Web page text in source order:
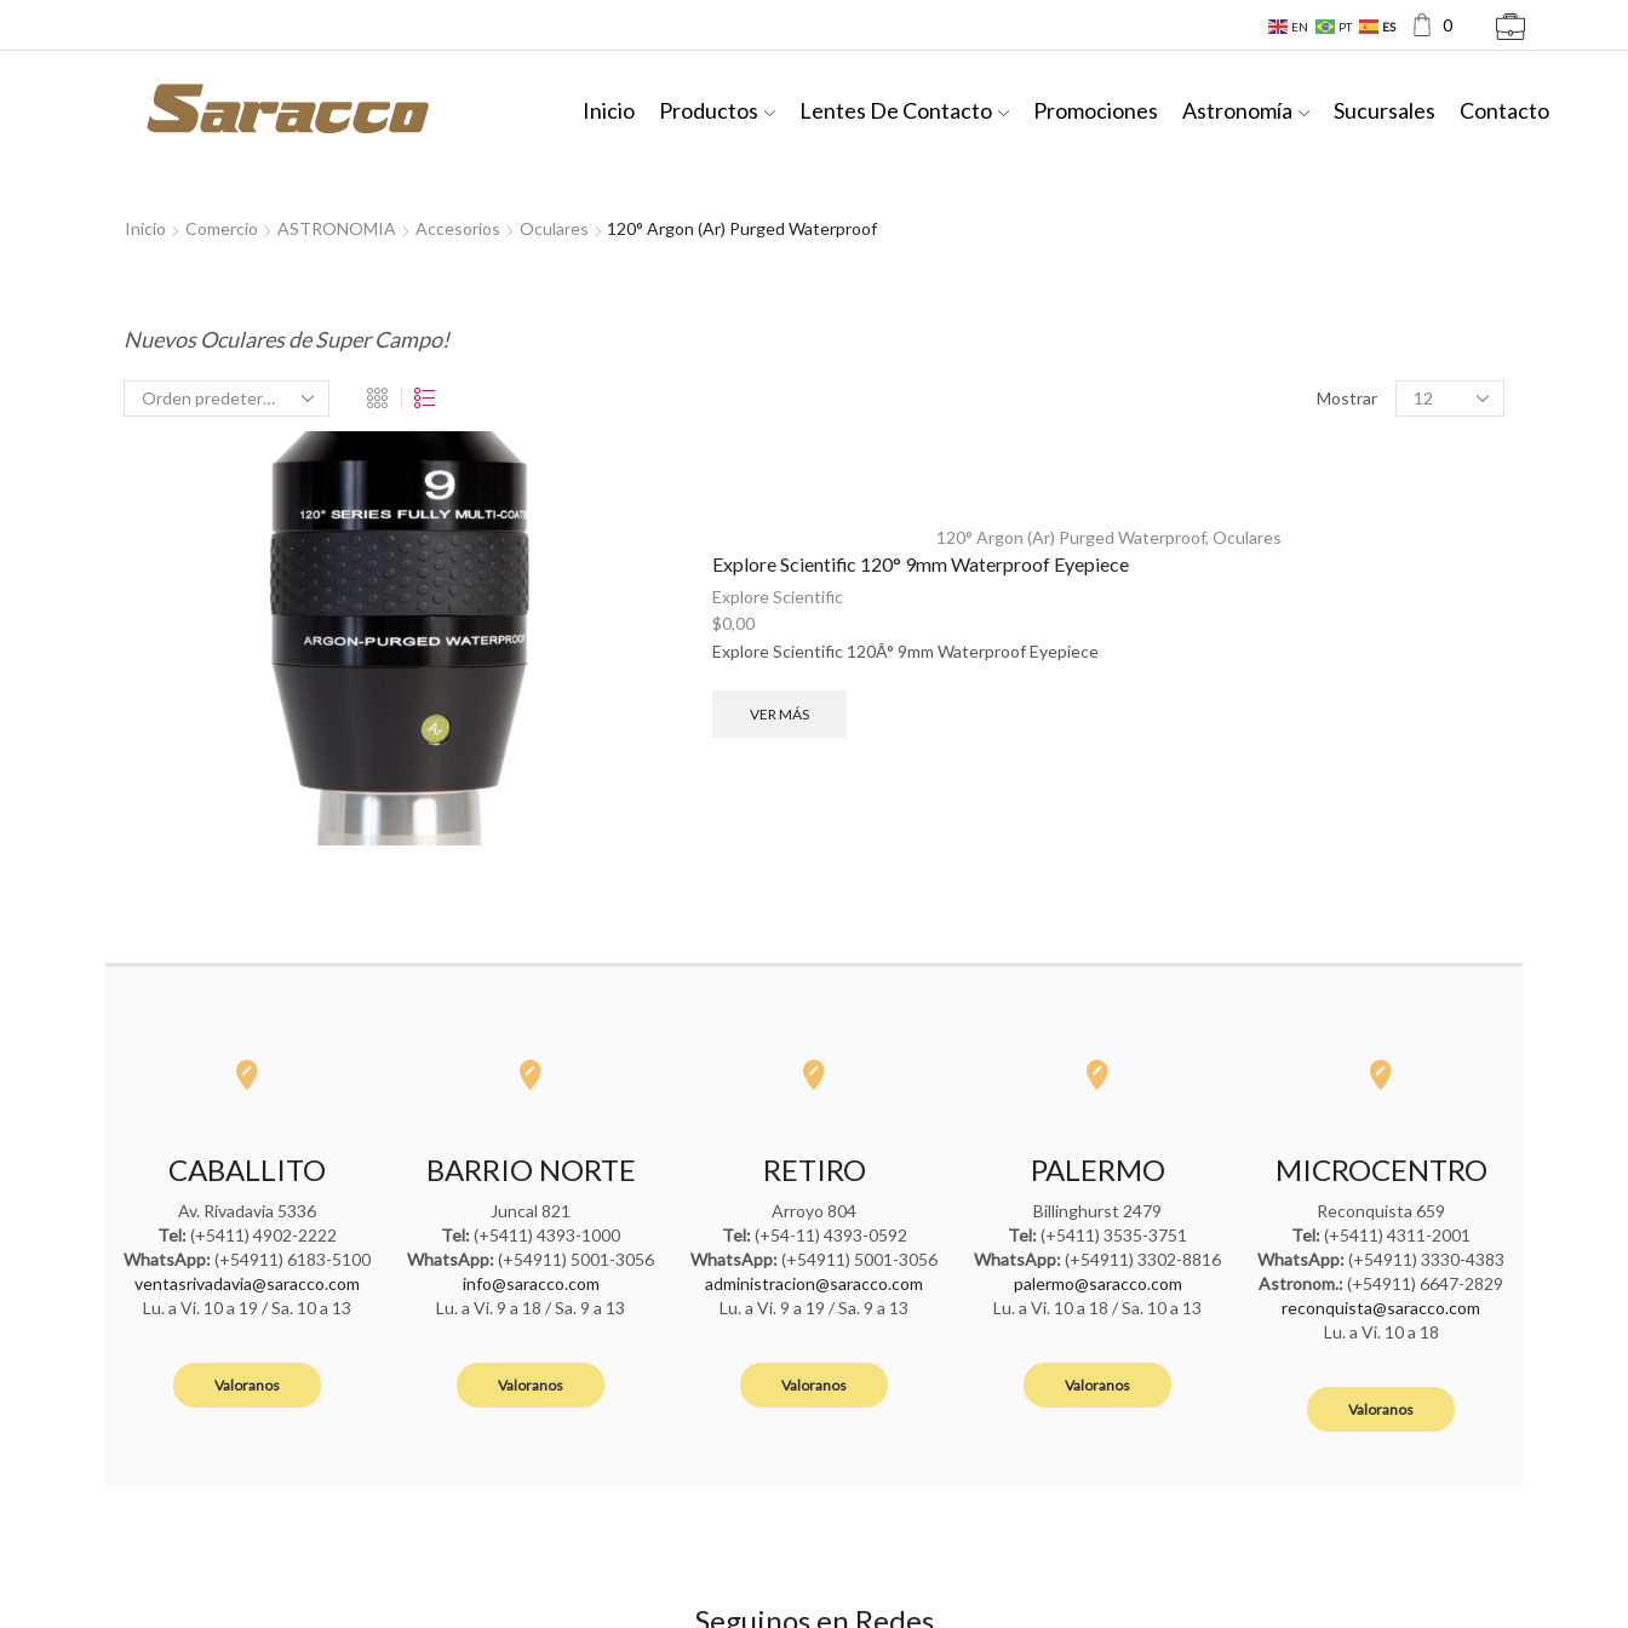
EN PT ES 0
Inicio Productos Lentes De Contacto Promociones Astronomía Sucursales Contacto
Inicio Comercio ASTRONOMIA Accesorios Oculares 120° Argon (Ar) Purged Waterproof
Nuevos Oculares de Super Campo!
Mostrar
Productos
por
120° Argon (Ar) Purged Waterproof, Oculares
Explore Scientific 120° 9mm Waterproof Eyepiece
Explore Scientific
$0,00
Explore Scientific 120Â° 9mm Waterproof Eyepiece
VER MÁS
CABALLITO
Av. Rivadavia 5336
Tel:(+5411) 4902-2222
WhatsApp:(+54911) 6183-5100
ventasrivadavia@saracco.com
Lu. a Vi. 10 a 19 / Sa. 10 a 13
Valoranos
BARRIO NORTE
Juncal 821
Tel:(+5411) 4393-1000
WhatsApp:(+54911) 5001-3056
info@saracco.com
Lu. a Vi. 9 a 18 / Sa. 9 a 13
Valoranos
RETIRO
Arroyo 804
Tel:(+54-11) 4393-0592
WhatsApp:(+54911) 5001-3056
administracion@saracco.com
Lu. a Vi. 9 a 19 / Sa. 9 a 13
Valoranos
PALERMO
Billinghurst 2479
Tel:(+5411) 3535-3751
WhatsApp:(+54911) 3302-8816
palermo@saracco.com
Lu. a Vi. 10 a 18 / Sa. 10 a 13
Valoranos
MICROCENTRO
Reconquista 659
Tel:(+5411) 4311-2001
WhatsApp:(+54911) 3330-4383
Astronom.:(+54911) 6647-2829
reconquista@saracco.com
Lu. a Vi. 10 a 18
Valoranos
Seguinos en Redes